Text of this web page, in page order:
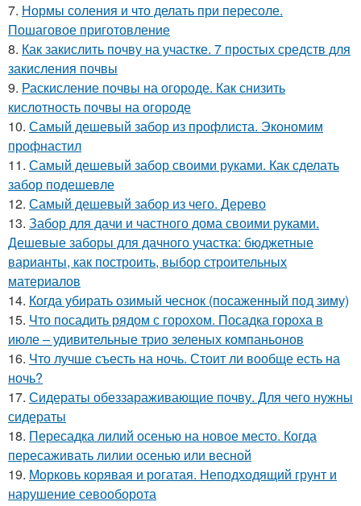
7. Нормы соления и что делать при пересоле.
Пошаговое приготовление
8. Как закислить почву на участке. 7 простых средств для
закисления почвы
9. Раскисление почвы на огороде. Как снизить
кислотность почвы на огороде
10. Самый дешевый забор из профлиста. Экономим
профнастил
11. Самый дешевый забор своими руками. Как сделать
забор подешевле
12. Самый дешевый забор из чего. Дерево
13. Забор для дачи и частного дома своими руками.
Дешевые заборы для дачного участка: бюджетные
варианты, как построить, выбор строительных
материалов
14. Когда убирать озимый чеснок (посаженный под зиму)
15. Что посадить рядом с горохом. Посадка гороха в
июле – удивительные трио зеленых компаньонов
16. Что лучше съесть на ночь. Стоит ли вообще есть на
ночь?
17. Сидераты обеззараживающие почву. Для чего нужны
сидераты
18. Пересадка лилий осенью на новое место. Когда
пересаживать лилии осенью или весной
19. Морковь корявая и рогатая. Неподходящий грунт и
нарушение севооборота